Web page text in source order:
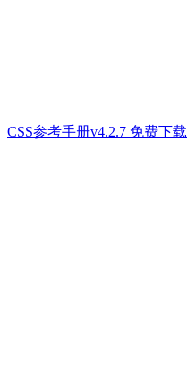
CSS参考手册v4.2.7 免费下载